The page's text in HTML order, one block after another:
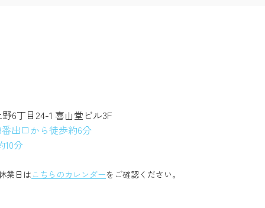
6丁目24-1 喜山堂ビル3F
出口から徒歩約6分
10分
業日は こちらのカレンダーをご確認ください。